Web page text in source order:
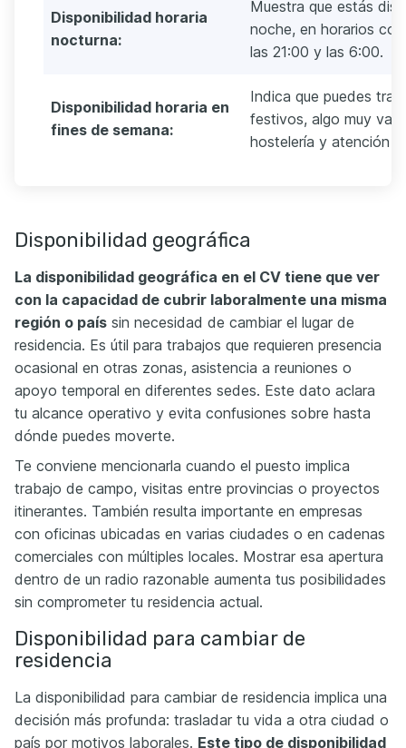
Disponibilidad horaria
nocturna:
Muestra que estás
noche, en horarios
las 21:00 y las 6:00.
Disponibilidad horaria en
fines de semana:
Indica que puedes
festivos, algo muy
hostelería y atención
Disponibilidad geográfica
La disponibilidad geográfica en el CV tiene que ver
con la capacidad de cubrir laboralmente una misma
región o país sin necesidad de cambiar el lugar de
residencia. Es útil para trabajos que requieren presencia
ocasional en otras zonas, asistencia a reuniones o
apoyo temporal en diferentes sedes. Este dato aclara
tu alcance operativo y evita confusiones sobre hasta
dónde puedes moverte.
Te conviene mencionarla cuando el puesto implica
trabajo de campo, visitas entre provincias o proyectos
itinerantes. También resulta importante en empresas
con oficinas ubicadas en varias ciudades o en cadenas
comerciales con múltiples locales. Mostrar esa apertura
dentro de un radio razonable aumenta tus posibilidades
sin comprometer tu residencia actual.
Disponibilidad para cambiar de
residencia
La disponibilidad para cambiar de residencia implica una
decisión más profunda: trasladar tu vida a otra ciudad o
país por motivos laborales. Este tipo de disponibilidad